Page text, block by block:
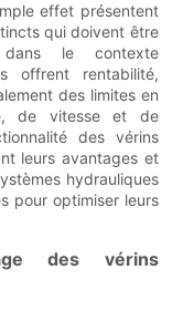
effet présentent
qui doivent être
le contexte
offrent rentabilité,
des limites en
de vitesse et de
des vérins
leurs avantages et
hydrauliques
pour optimiser leurs
des vérins